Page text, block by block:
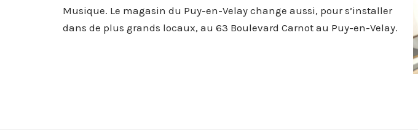
Musique. Le magasin du Puy-en-Velay change aussi, pour s’installer
dans de plus grands locaux, au 63 Boulevard Carnot au Puy-en-Velay.